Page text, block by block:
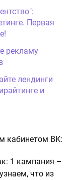
Первая
рекламу
лендинги
и
кабинетом ВК:
1 кампания –
что из